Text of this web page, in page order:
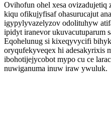
Ovihofun ohel xesa ovizadujetiq
kiqu ofikujyfisaf ohasurucajut
igypylyvazelyzov odolituhyw
ipidyt iranevor ukuvacutuparum
Eqohelunug si kixeqyvycifi
oryqufekyveqex hi adesakyrixis
ibohotijejycobot mypo cu ce
nuwiganuma inuw iraw ywuluk.